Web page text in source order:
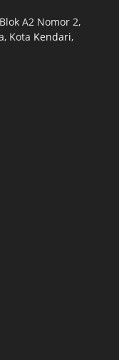
A2 Nomor 2,
Kota Kendari,